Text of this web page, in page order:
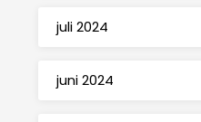
juli 2024
juni 2024